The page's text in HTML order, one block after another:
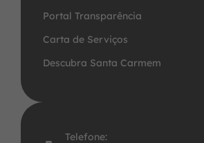
Portal Transparência
Carta de Serviços
Descubra Santa Carmem
Telefone: